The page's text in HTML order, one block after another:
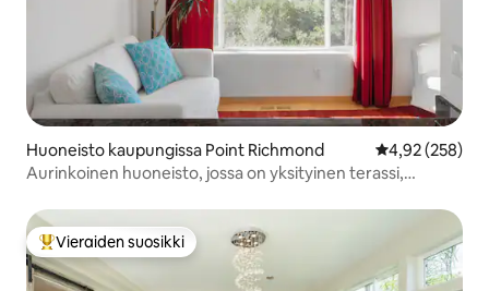
Huoneisto kaupungissa Point Richmond
4,92 (258)
Aurinkoinen huoneisto, jossa on yksityinen terassi,
Vieraiden suosikkien parhaimmistoa
Vieraiden suosikki